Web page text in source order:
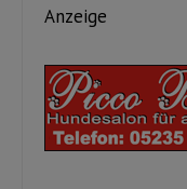
Anzeige